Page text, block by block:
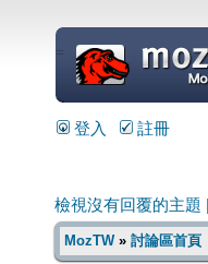
=
登入 註冊
檢視沒有回覆的主題
MozTW» 討論區首頁